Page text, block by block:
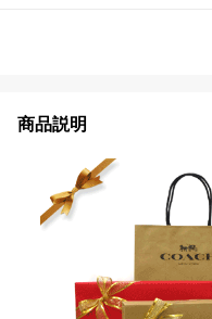
商品説明